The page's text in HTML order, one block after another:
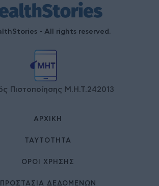
- All rights reserved.
Πιστοποίησης Μ.Η.Τ.242013
ΑΡΧΙΚΉ
ΤΑΥΤΌΤΗΤΑ
ΌΡΟΙ ΧΡΉΣΗΣ
ΠΡΟΣΤΑΣΙΑ ΔΕΔΟΜΕΝΩΝ